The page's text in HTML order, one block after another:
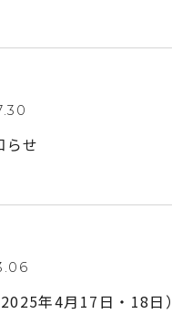
らせ
年4月17日・18日）